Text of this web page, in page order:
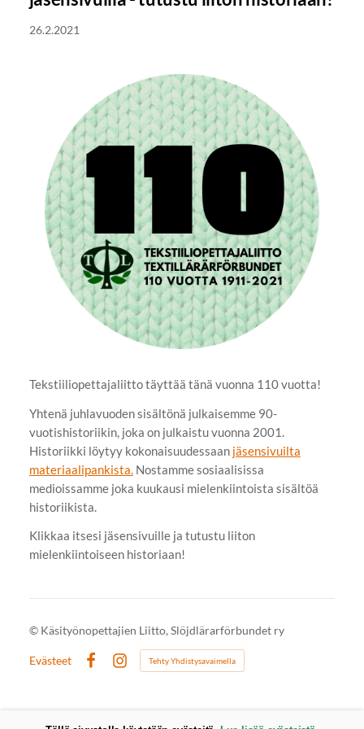
26.2.2021
Tekstiiliopettajaliitto täyttää tänä vuonna 110 vuotta!
Yhtenä juhlavuoden sisältönä julkaisemme 90-
vuotishistoriikin, joka on julkaistu vuonna 2001.
Historiikki löytyy kokonaisuudessaan jäsensivuilta
materiaalipankista. Nostamme sosiaalisissa
medioissamme joka kuukausi mielenkiintoista sisältöä
historiikista.
Klikkaa itsesi jäsensivuille ja tutustu liiton
mielenkiintoiseen historiaan!
© Käsityönopettajien Liitto, Slöjdlärarförbundet ry
Evästeet
Instagram
Tehty Yhdistysavaimella